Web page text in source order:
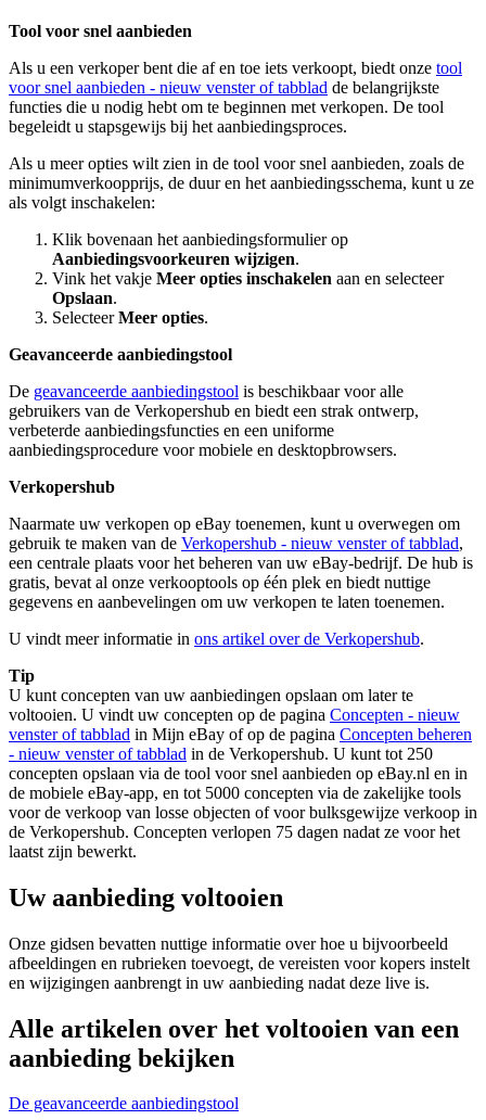
Tool voor snel aanbieden
Als u een verkoper bent die af en toe iets verkoopt, biedt onze tool
voor snel aanbieden - nieuw venster of tabblad de belangrijkste
functies die u nodig hebt om te beginnen met verkopen. De tool
begeleidt u stapsgewijs bij het aanbiedingsproces.
Als u meer opties wilt zien in de tool voor snel aanbieden, zoals de
minimumverkoopprijs, de duur en het aanbiedingsschema, kunt u ze
als volgt inschakelen:
Klik bovenaan het aanbiedingsformulier op
Aanbiedingsvoorkeuren wijzigen.
Vink het vakje Meer opties inschakelen aan en selecteer
Opslaan.
SelecteerMeer opties.
Geavanceerde aanbiedingstool
De geavanceerde aanbiedingstool is beschikbaar voor alle
gebruikers van de Verkopershub en biedt een strak ontwerp,
verbeterde aanbiedingsfuncties en een uniforme
aanbiedingsprocedure voor mobiele en desktopbrowsers.
Verkopershub
Naarmate uw verkopen op eBay toenemen, kunt u overwegen om
gebruik te maken van de Verkopershub - nieuw venster of tabblad,
een centrale plaats voor het beheren van uw eBay-bedrijf. De hub is
gratis, bevat al onze verkooptools op één plek en biedt nuttige
gegevens en aanbevelingen om uw verkopen te laten toenemen.
U vindt meer informatie in ons artikel over de Verkopershub.
Tip
U kunt concepten van uw aanbiedingen opslaan om later te
voltooien. U vindt uw concepten op de pagina Concepten - nieuw
venster of tabblad in Mijn eBay of op de pagina Concepten beheren
- nieuw venster of tabblad in de Verkopershub. U kunt tot 250
concepten opslaan via de tool voor snel aanbieden op eBay.nl en in
de mobiele eBay-app, en tot 5000 concepten via de zakelijke tools
voor de verkoop van losse objecten of voor bulksgewijze verkoop in
de Verkopershub. Concepten verlopen 75 dagen nadat ze voor het
laatst zijn bewerkt.
Uw aanbieding voltooien
Onze gidsen bevatten nuttige informatie over hoe u bijvoorbeeld
afbeeldingen en rubrieken toevoegt, de vereisten voor kopers instelt
en wijzigingen aanbrengt in uw aanbieding nadat deze live is.
Alle artikelen over het voltooien van een
aanbieding bekijken
De geavanceerde aanbiedingstool